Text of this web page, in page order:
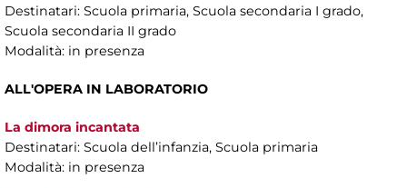
Destinatari: Scuola primaria, Scuola secondaria I grado,
Scuola secondaria II grado
Modalità: in presenza
ALL'OPERA IN LABORATORIO
La dimora incantata
Destinatari: Scuola dell’infanzia, Scuola primaria
Modalità: in presenza